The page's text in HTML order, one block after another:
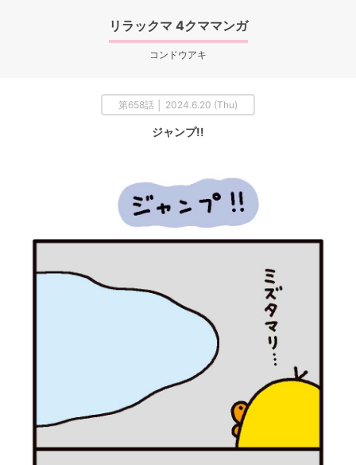
リラックマ 4クママンガ
コンドウアキ
第658話 │ 2024.6.20 (Thu)
ジャンプ!!